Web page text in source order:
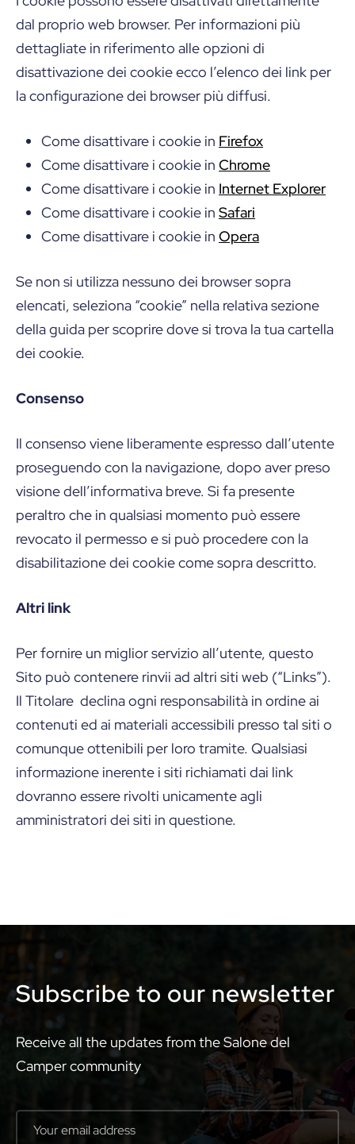
dal proprio web browser. Per informazioni più
dettagliate in riferimento alle opzioni di
disattivazione dei cookie ecco l’elenco dei link per
la configurazione dei browser più diffusi.
Come disattivare i cookie in Firefox
Come disattivare i cookie in Chrome
Come disattivare i cookie in Internet Explorer
Come disattivare i cookie in Safari
Come disattivare i cookie in Opera
Se non si utilizza nessuno dei browser sopra
elencati, seleziona “cookie” nella relativa sezione
della guida per scoprire dove si trova la tua cartella
dei cookie.
Consenso
Il consenso viene liberamente espresso dall’utente
proseguendo con la navigazione, dopo aver preso
visione dell’informativa breve. Si fa presente
peraltro che in qualsiasi momento può essere
revocato il permesso e si può procedere con la
disabilitazione dei cookie come sopra descritto.
Altri link
Per fornire un miglior servizio all’utente, questo
Sito può contenere rinvii ad altri siti web (“Links”).
Il Titolare declina ogni responsabilità in ordine ai
contenuti ed ai materiali accessibili presso tal siti o
comunque ottenibili per loro tramite. Qualsiasi
informazione inerente i siti richiamati dai link
dovranno essere rivolti unicamente agli
amministratori dei siti in questione.
Subscribe to our newsletter
Receive all the updates from the Salone del
Camper community
Your email